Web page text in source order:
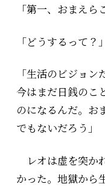
「第一、おまえら
「どうするって？」
「生活のビジョ
今はまだ日銭のこ
のになるんだ。お
でもないだろう」
レオは虚を突か
かった。地獄から